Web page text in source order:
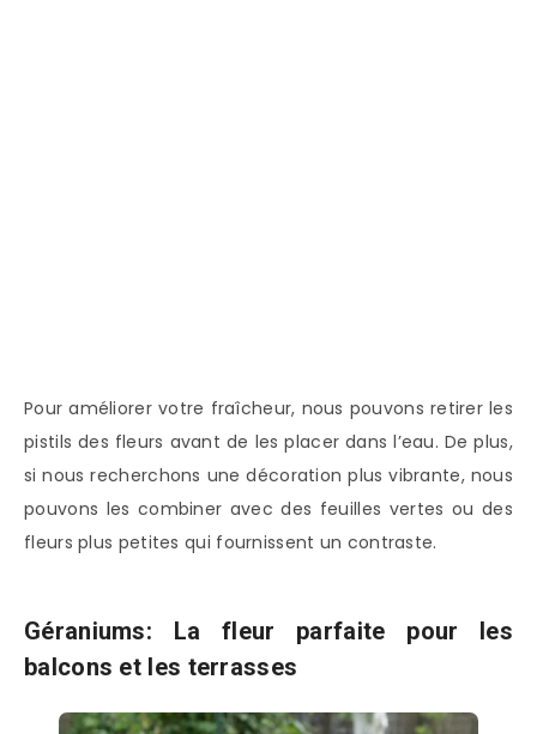
Pour améliorer votre fraîcheur, nous pouvons retirer les
pistils des fleurs avant de les placer dans l’eau. De plus,
si nous recherchons une décoration plus vibrante, nous
pouvons les combiner avec des feuilles vertes ou des
fleurs plus petites qui fournissent un contraste.
Géraniums: La fleur parfaite pour les
balcons et les terrasses